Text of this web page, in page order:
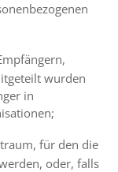
wurden
in
für den die
oder, falls